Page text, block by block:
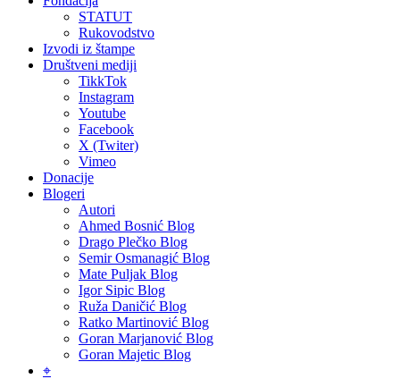
STATUT
Rukovodstvo
Izvodi iz štampe
Društveni mediji
TikkTok
Instagram
Youtube
Facebook
X (Twiter)
Vimeo
Donacije
Blogeri
Autori
Ahmed Bosnić Blog
Drago Plečko Blog
Semir Osmanagić Blog
Mate Puljak Blog
Igor Sipic Blog
Ruža Daničić Blog
Ratko Martinović Blog
Goran Marjanović Blog
Goran Majetic Blog
⌖